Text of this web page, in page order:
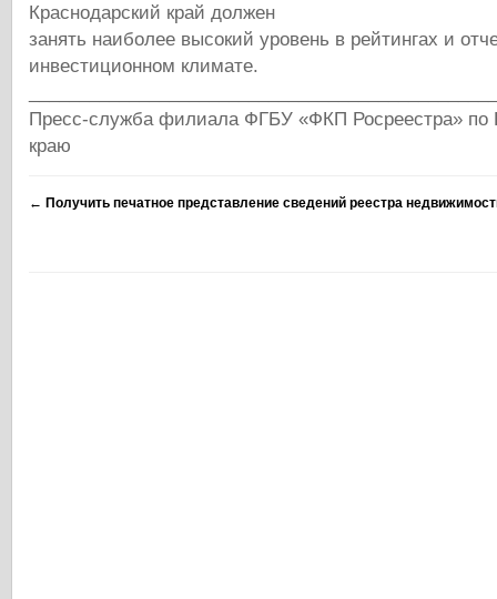
Краснодарский край должен
занять наиболее высокий уровень в рейтингах и
инвестиционном климате.
Пресс-служба филиала ФГБУ «ФКП Росреестра» по
краю
← Получить печатное представление сведений реестра